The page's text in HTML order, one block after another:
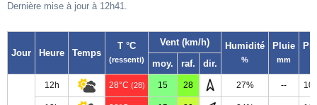
Dernière mise à jour à 12h41.
Jour Heure Temps
T °C
(ressenti)
Vent (km/h) Humidité
%
Pluie
mm
moy. raf. dir.
12h 28°C (28) 15 28 27% --